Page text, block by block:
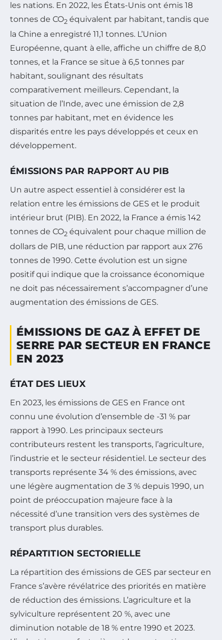
les nations. En 2022, les États-Unis ont émis 18
tonnes de CO2 équivalent par habitant, tandis que
la Chine a enregistré 11,1 tonnes. L’Union
Européenne, quant à elle, affiche un chiffre de 8,0
tonnes, et la France se situe à 6,5 tonnes par
habitant, soulignant des résultats
comparativement meilleurs. Cependant, la
situation de l’Inde, avec une émission de 2,8
tonnes par habitant, met en évidence les
disparités entre les pays développés et ceux en
développement.
ÉMISSIONS PAR RAPPORT AU PIB
Un autre aspect essentiel à considérer est la
relation entre les émissions de GES et le produit
intérieur brut (PIB). En 2022, la France a émis 142
tonnes de CO2 équivalent pour chaque million de
dollars de PIB, une réduction par rapport aux 276
tonnes de 1990. Cette évolution est un signe
positif qui indique que la croissance économique
ne doit pas nécessairement s’accompagner d’une
augmentation des émissions de GES.
ÉMISSIONS DE GAZ À EFFET DE
SERRE PAR SECTEUR EN FRANCE
EN 2023
ÉTAT DES LIEUX
En 2023, les émissions de GES en France ont
connu une évolution d’ensemble de -31 % par
rapport à 1990. Les principaux secteurs
contributeurs restent les transports, l’agriculture,
l’industrie et le secteur résidentiel. Le secteur des
transports représente 34 % des émissions, avec
une légère augmentation de 3 % depuis 1990, un
point de préoccupation majeure face à la
nécessité d’une transition vers des systèmes de
transport plus durables.
RÉPARTITION SECTORIELLE
La répartition des émissions de GES par secteur en
France s’avère révélatrice des priorités en matière
de réduction des émissions. L’agriculture et la
sylviculture représentent 20 %, avec une
diminution notable de 18 % entre 1990 et 2023.